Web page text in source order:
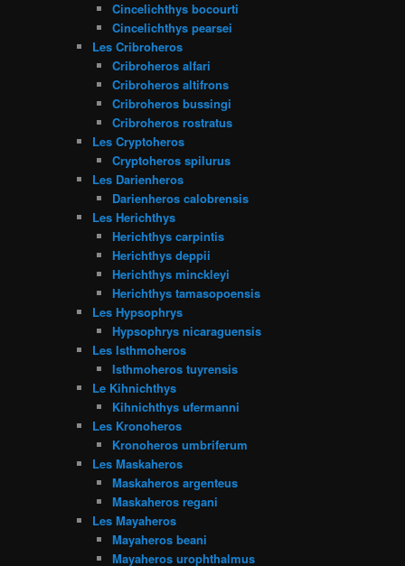
Cincelichthys bocourti
Cincelichthys pearsei
Les Cribroheros
Cribroheros alfari
Cribroheros altifrons
Cribroheros bussingi
Cribroheros rostratus
Les Cryptoheros
Cryptoheros spilurus
Les Darienheros
Darienheros calobrensis
Les Herichthys
Herichthys carpintis
Herichthys deppii
Herichthys minckleyi
Herichthys tamasopoensis
Les Hypsophrys
Hypsophrys nicaraguensis
Les Isthmoheros
Isthmoheros tuyrensis
Le Kihnichthys
Kihnichthys ufermanni
Les Kronoheros
Kronoheros umbriferum
Les Maskaheros
Maskaheros argenteus
Maskaheros regani
Les Mayaheros
Mayaheros beani
Mayaheros urophthalmus